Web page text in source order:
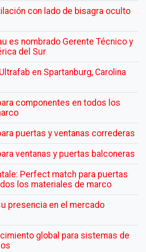
con lado de bisagra oculto
es nombrado Gerente Técnico y
del Sur
en Spartanburg, Carolina
componentes en todos los
puertas y ventanas correderas
ventanas y puertas balconeras
Perfect match para puertas
los materiales de marco
presencia en el mercado
global para sistemas de